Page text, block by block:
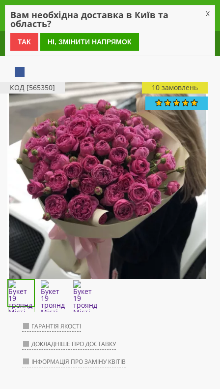
0 800 21 54 55
КОД [565350] 10 замовлень
ГАРАНТІЯ ЯКОСТІ
ДОКЛАДНІШЕ ПРО ДОСТАВКУ
ІНФОРМАЦІЯ ПРО ЗАМІНУ КВІТІВ
Вам необхідна доставка в Київ та
область?
X
ТАК НІ, ЗМІНИТИ НАПРЯМОК